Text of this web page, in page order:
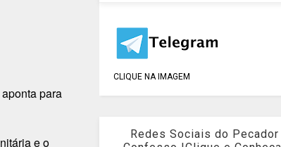
para
e o
CLIQUE NA IMAGEM
Redes Sociais do Pecador